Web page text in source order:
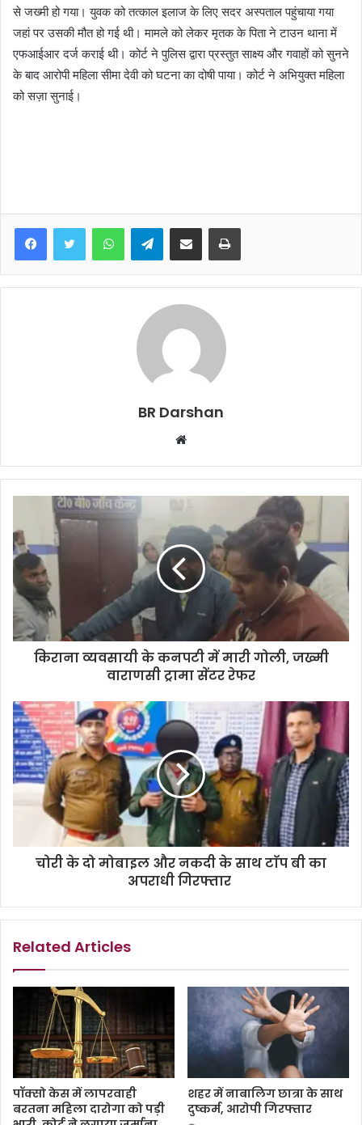
से जख्मी हो गया। युवक को तत्काल इलाज के लिए सदर अस्पताल पहुंचाया गया
जहां पर उसकी मौत हो गई थी। मामले को लेकर मृतक के पिता ने टाउन थाना में
एफआईआर दर्ज कराई थी। कोर्ट ने पुलिस द्वारा प्रस्तुत साक्ष्य और गवाहों को सुनने
के बाद आरोपी महिला सीमा देवी को घटना का दोषी पाया। कोर्ट ने अभियुक्त महिला
को सज़ा सुनाई।
Telegram
BR Darshan
b
s
e
किराना व्यवसायी के कनपटी में मारी गोली, जख्मी
वाराणसी ट्रामा सेंटर रेफर
चोरी के दो मोबाइल और नकदी के साथ टाॅप बी का
अपराधी गिरफ्तार
Related Articles
पॉक्सो केस में लापरवाही
बरतना महिला दारोगा को पड़ी
शहर में नाबालिग छात्रा के साथ
दुष्कर्म, आरोपी गिरफ्तार